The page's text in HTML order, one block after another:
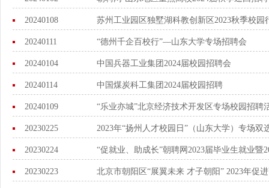
20240108 苏州工业园区独墅湖科教创新区2023秋季校园
20240111 “德州千企百校行”—山东大学专场招聘会
20240104 中国兵器工业集团2024届校园招聘会
20240114 中国煤炭科工集团2024届校园招聘
20240109 “乐业亦城”北京经济技术开发区专场校园招聘
20230225 2023年“扬州人才校园日”（山东大学）专场双
20230224 “促就业、助成长”朝聘网2023届毕业生就业暨
20230223 北京市朝阳区“展翼未来 才子朝阳” 2023年促